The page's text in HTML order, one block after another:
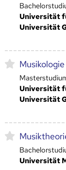
Universität
Universität
Musikologie
Universität
Universität
Universität